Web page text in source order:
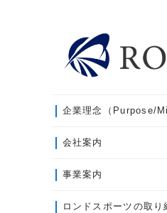
企業理念（Purpose/
会社案内
事業案内
ロンドスポーツの取り